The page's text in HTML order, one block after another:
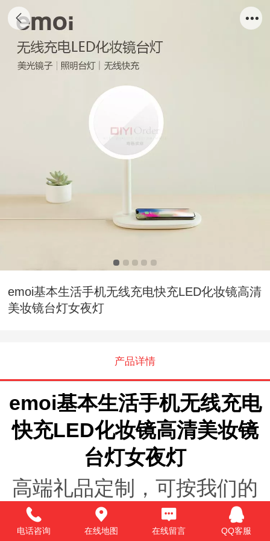
emoi基本生活手机无线充电快充LED化妆镜高清
美妆镜台灯女夜灯
产品详情
emoi基本生活手机无线充电
快充LED化妆镜高清美妆镜
台灯女夜灯
高端礼品定制，可按我们的
款式定制，也可来样定制。
电话咨询 在线地图 在线留言 QQ客服